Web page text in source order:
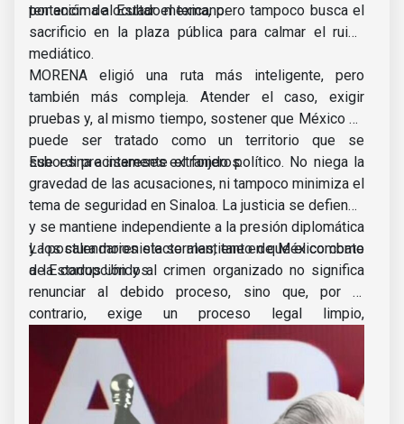
por encima al Estado mexicano.
tentación de ocultar el tema, pero tampoco busca el
sacrificio en la plaza pública para calmar el ruido
mediático.
MORENA eligió una ruta más inteligente, pero
también más compleja. Atender el caso, exigir
pruebas y, al mismo tiempo, sostener que México no
puede ser tratado como un territorio que se
subordina a intereses extranjeros.
Ese es precisamente el fondo político. No niega la
gravedad de las acusaciones, ni tampoco minimiza el
tema de seguridad en Sinaloa. La justicia se defiende
y se mantiene independiente a la presión diplomática
y los calendarios electorales, tanto de México como
de Estados Unidos.
La postura morenista se mantiene en que el combate
a la corrupción y al crimen organizado no significa
renunciar al debido proceso, sino que, por el
contrario, exige un proceso legal limpio,
investigando, probando y sancionando, y todo eso
sin subordinarse a nadie.